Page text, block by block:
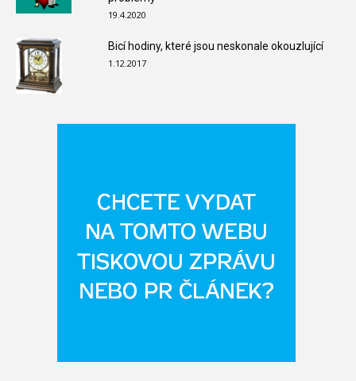
19.4.2020
Bicí hodiny, které jsou neskonale okouzlující
1.12.2017